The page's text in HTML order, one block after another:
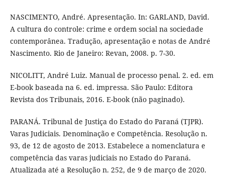
NASCIMENTO, André. Apresentação. In: GARLAND, David.
A cultura do controle: crime e ordem social na sociedade
contemporânea. Tradução, apresentação e notas de André
Nascimento. Rio de Janeiro: Revan, 2008. p. 7-30.
NICOLITT, André Luiz. Manual de processo penal. 2. ed. em
E-book baseada na 6. ed. impressa. São Paulo: Editora
Revista dos Tribunais, 2016. E-book (não paginado).
PARANÁ. Tribunal de Justiça do Estado do Paraná (TJPR).
Varas Judiciais. Denominação e Competência. Resolução n.
93, de 12 de agosto de 2013. Estabelece a nomenclatura e
competência das varas judiciais no Estado do Paraná.
Atualizada até a Resolução n. 252, de 9 de março de 2020.